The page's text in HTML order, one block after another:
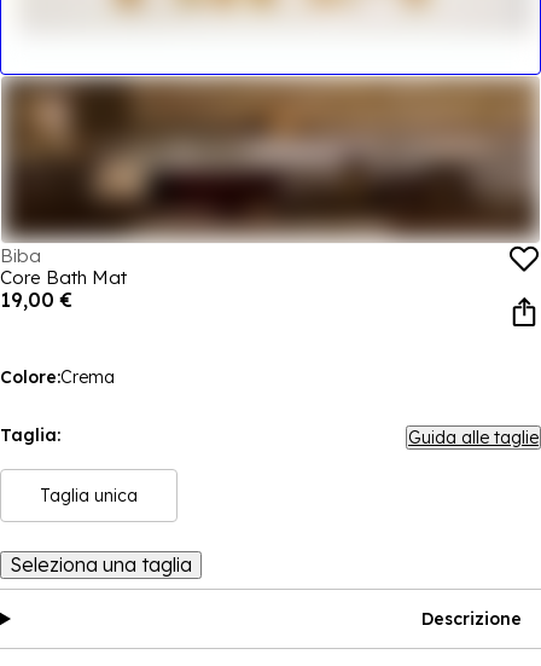
Biba
Core Bath Mat
19,00 €
Colore:Crema
Taglia: Guida alle taglie
Taglia unica
Seleziona una taglia
Descrizione